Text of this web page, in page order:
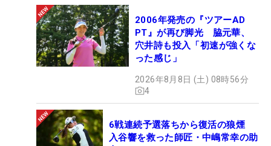
2006年発売の『ツアーAD
PT』が再び脚光 脇元華、
穴井詩も投入「初速が強くな
った感じ」
2026年8月8日 (土) 08時56分
4
6戦連続予選落ちから復活の狼煙
入谷響を救った師匠・中嶋常幸の助